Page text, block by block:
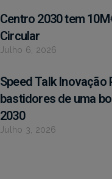
Centro 2030 tem
Circular
Julho 6, 2026
Speed Talk Inovação
bastidores de uma
2030
Julho 3, 2026